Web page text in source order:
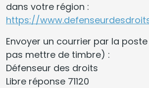
dans votre région :
https://
Envoyer un courrier par la
pas mettre de timbre) :
Défenseur des droits
Libre réponse 71120